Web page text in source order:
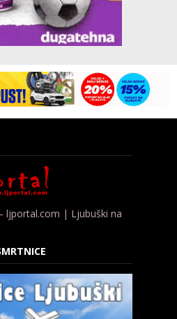
ljportal.com | Ljubuški na